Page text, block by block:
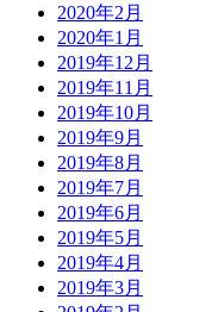
2020年2月
2020年1月
2019年12月
2019年11月
2019年10月
2019年9月
2019年8月
2019年7月
2019年6月
2019年5月
2019年4月
2019年3月